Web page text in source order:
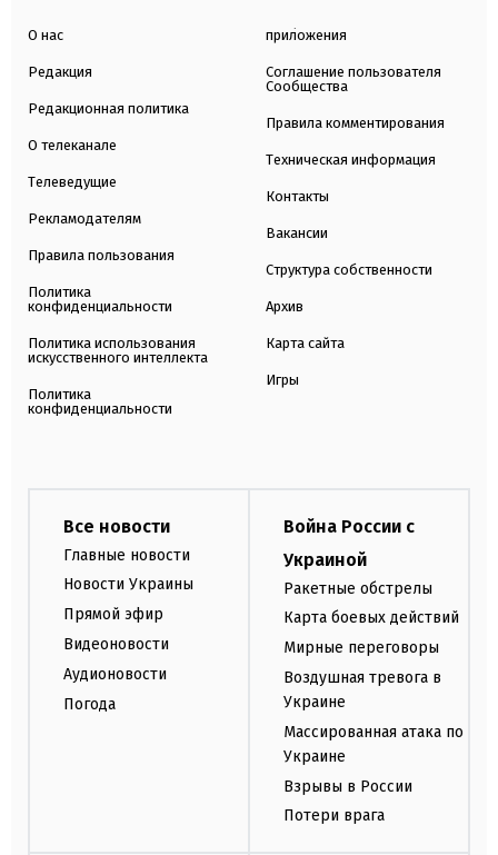
О нас
Редакция
Редакционная политика
О телеканале
Телеведущие
Рекламодателям
Правила пользования
Политика
конфиденциальности
Политика использования
искусственного интеллекта
Политика
конфиденциальности
приложения
Соглашение пользователя
Сообщества
Правила комментирования
Техническая информация
Контакты
Вакансии
Структура собственности
Архив
Карта сайта
Игры
Все новости
Главные новости
Новости Украины
Прямой эфир
Видеоновости
Аудионовости
Погода
Война России с
Украиной
Ракетные обстрелы
Карта боевых действий
Мирные переговоры
Воздушная тревога в
Украине
Массированная атака по
Украине
Взрывы в России
Потери врага